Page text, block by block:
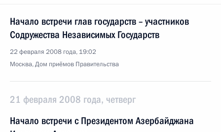
Начало встречи глав государств – участников
Содружества Независимых Государств
22 февраля 2008 года, 19:02
Москва, Дом приёмов Правительства
21 февраля 2008 года, четверг
Начало встречи с Президентом Азербайджана